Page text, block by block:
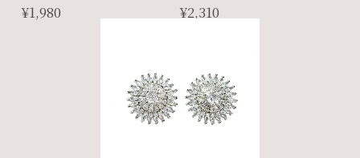
¥1,980
¥2,310